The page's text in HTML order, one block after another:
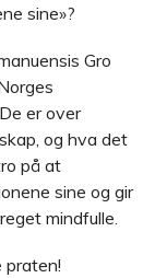
sine»?
Gro
er over
og hva det
på at
sine og gir
mindfulle.
praten!